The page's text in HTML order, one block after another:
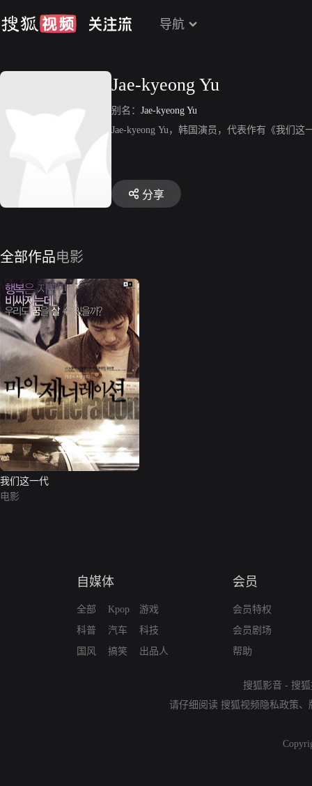
导航
Jae-kyeong Yu
别名： Jae-kyeong Yu
Jae-kyeong Yu，韩国演员，代表作有《我们这
分享
全部作品电影
我们这一代
电影
自媒体
全部
科普
国风
Kpop
汽车
搞笑
游戏
科技
出品人
会员
会员特权
会员剧场
帮助
搜狐影音 - 搜
请仔细阅读 搜狐视频隐私政策、